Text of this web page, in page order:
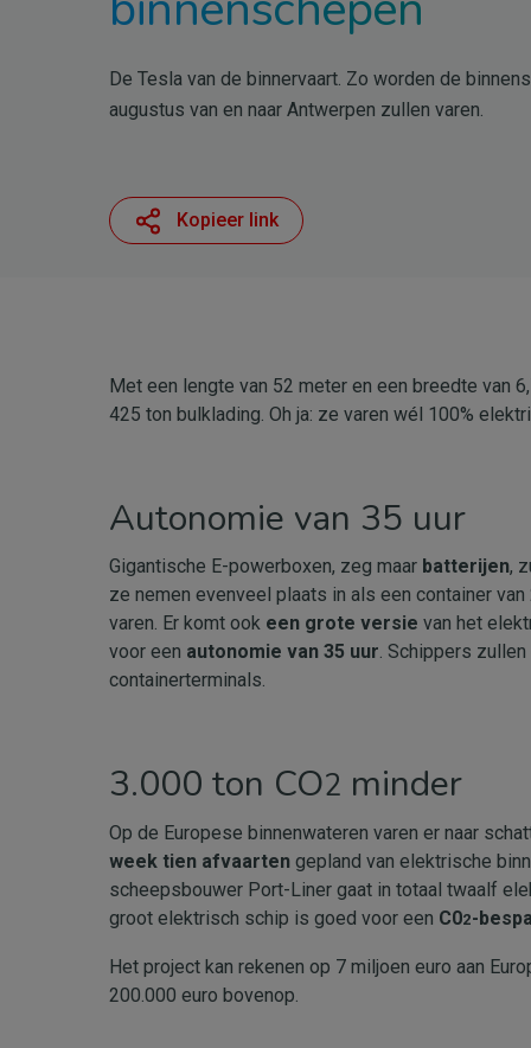
De Tesla van de binnervaart. Zo worden de
augustus van en naar Antwerpen zullen varen.
Kopieer link
Met een lengte van 52 meter en een breedte van
425 ton bulklading. Oh ja: ze varen wél 100%
Autonomie van 35 uur
Gigantische E-powerboxen, zeg maar batterijen,
ze nemen evenveel plaats in als een container
varen. Er komt ook een grote versie van het
voor een autonomie van 35 uur. Schippers
containerterminals.
3.000 ton CO2 minder
Op de Europese binnenwateren varen er naar
week tien afvaarten gepland van elektrische
scheepsbouwer Port-Liner gaat in totaal twaalf
groot elektrisch schip is goed voor een C02-
Het project kan rekenen op 7 miljoen euro aan
200.000 euro bovenop.